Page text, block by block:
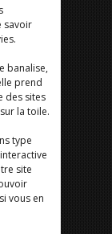
savoir
banalise,
prend
des sites
la toile.
type
site
vous en